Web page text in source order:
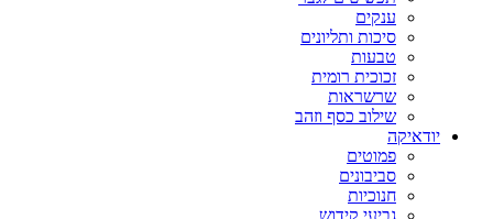
ענקים
סיכות ותליונים
טבעות
זכוכית רומית
שרשראות
שילוב כסף וזהב
יודאיקה
פמוטים
סביבונים
חנוכיות
גביעי קידוש